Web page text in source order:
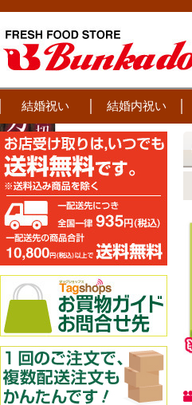
結婚祝い 結婚内祝い